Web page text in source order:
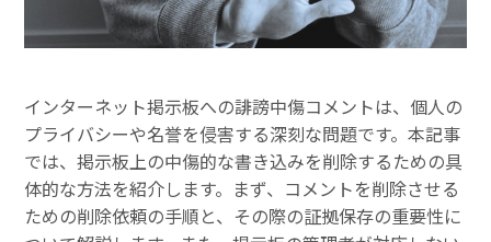
インターネット掲示板への誹謗中傷コメントは、個人の
プライバシーや名誉を侵害する深刻な問題です。本記事
では、掲示板上の中傷的な書き込みを削除するための具
体的な方法を紹介します。まず、コメントを削除させる
ための削除依頼の手順と、その際の証拠保存の重要性に